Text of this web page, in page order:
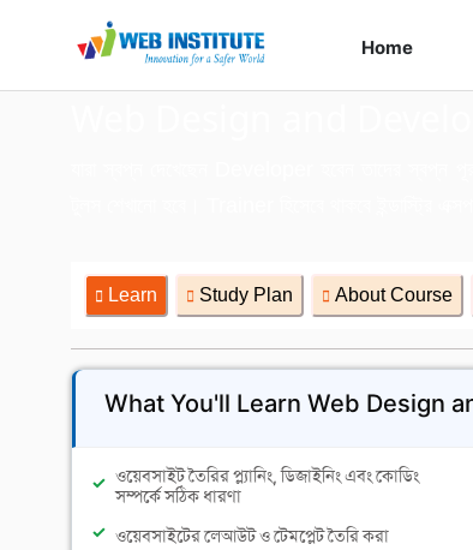
Home
Learn Study Plan About Course
What You'll Learn Web Design
ওয়েবসাইট তৈরির প্ল্যানিং, ডিজাইনিং এবং কোডিং
সম্পর্কে সঠিক ধারণা
ওয়েবসাইটের লেআউট ও টেমপ্লেট তৈরি করা